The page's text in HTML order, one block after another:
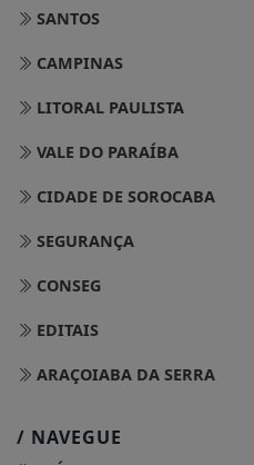
SANTOS
CAMPINAS
LITORAL PAULISTA
VALE DO PARAÍBA
CIDADE DE SOROCABA
SEGURANÇA
CONSEG
EDITAIS
ARAÇOIABA DA SERRA
/ NAVEGUE